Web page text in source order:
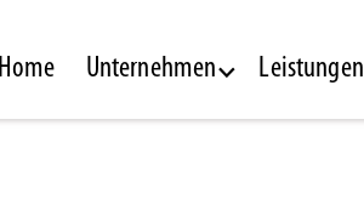
Home Unternehmen Leistungen